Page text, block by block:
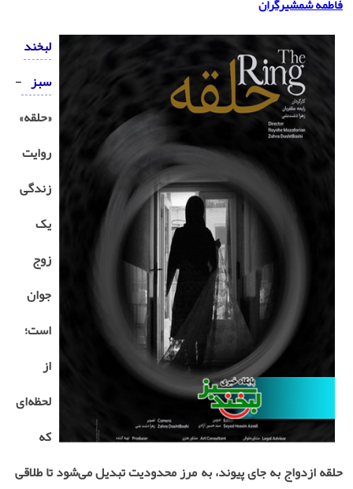
فاطمه شمشیرگران
لبخند
سبز -
«حلقه»
روایت
زندگی
یک
زوج
جوان
است؛
از
لحظه‌ای
که
حلقه ازدواج به ‌جای پیوند، به مرز محدودیت تبدیل می‌شود تا طلاقی